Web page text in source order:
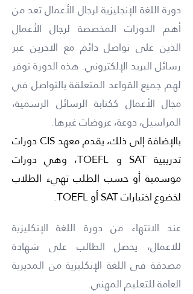
دورة اللغة الإنجليزية لرجال الأعمال تعد من
أهم الدورات المخصصة لرجال الأعمال
الذين على تواصل دائم مع الاخرين عبر
رسائل البريد الإلكتروني. هذه الدورة توفر
لهم جميع القواعد المتعلقة بالتواصل في
مجال الأعمال ككتابة الرسائل الرسمية،
المراسيل، دوعة، عروضات غيرها.
بالإضافة إلى ذلك، يقدم معهد CIS دورات
تدريبية SAT و TOEFL، وهي دورات
موسمية أو حسب الطلب تهيء الطلاب
لخضوع اختبارات SAT أو TOEFL.
عند الانتهاء من دورة اللغة الإنكليزية
للاعمال، يحصل الطالب على شهادة
مصدقة في اللغة الإنكليزية من المديرية
العامة للتعليم المهني.